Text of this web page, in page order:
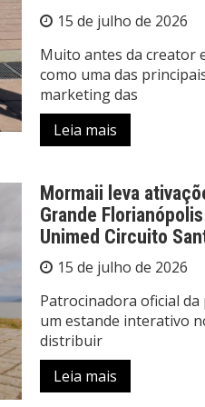
15 de julho de 2026
Muito antes da creator
como uma das
marketing das
Leia mais
Mormaii leva
Grande
Unimed Circuito
15 de julho de 2026
Patrocinadora oficial
um estande interativo
distribuir
Leia mais